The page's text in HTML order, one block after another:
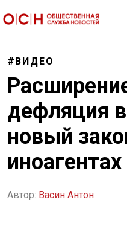
ВИДЕО
дефляция
новый
иноагентах
Автор: Васин Антон